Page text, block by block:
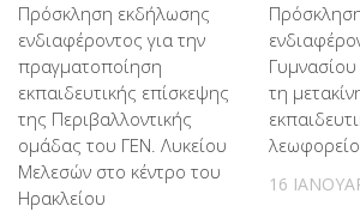
Πρόσκληση εκδήλωσης
ενδιαφέροντος για την
πραγματοποίηση
εκπαιδευτικής επίσκεψης
της Περιβαλλοντικής
ομάδας του ΓΕΝ. Λυκείου
Μελεσών στο κέντρο του
Ηρακλείου
τη
λεωφορείο
16